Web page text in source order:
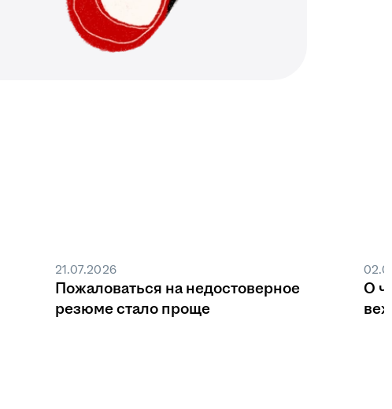
21.07.2026
Пожаловаться на недостоверное
резюме стало проще
О